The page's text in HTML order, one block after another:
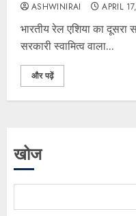
ASHWINIRAI APRIL
भारतीय रेल एशिया का
सरकारी स्वामित्व वाला...
और पढ़ें
खोज